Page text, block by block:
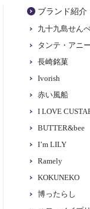
ブランド紹介
九十九島せん
タンテ・アニ
長崎銘菓
Ivorish
赤い風船
I LOVE
BUTTER&bee
I’m LILY
Ramely
KOKUNEKO
博ったらし